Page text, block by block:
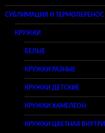
СУБЛИМАЦИЯ И ТЕРМОПЕРЕНОС
КРУЖКИ
БЕЛЫЕ
КРУЖКИ РАЗНЫЕ
КРУЖКИ ДЕТСКИЕ
КРУЖКИ ХАМЕЛЕОН
КРУЖКИ ЦВЕТНАЯ ВНУТРИ